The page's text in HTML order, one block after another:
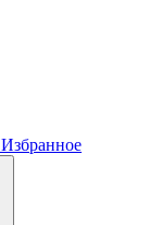
Избранное